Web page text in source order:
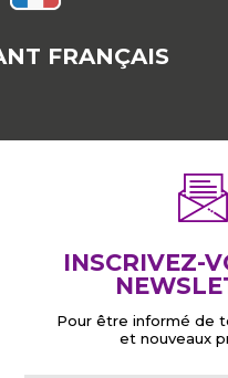
FRANÇAIS
INSCRIVEZ-
Pour être informé de
et nouveaux